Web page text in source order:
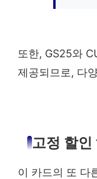
또한, GS25와
제공되므로, 다
고정 할인
이 카드의 또 다